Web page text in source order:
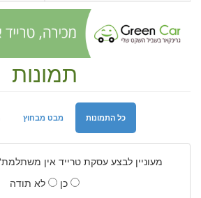
תמונות
מבט מבחוץ כל התמונות
מעוניין לבצע עסקת טרייד אין
כן
לא תודה